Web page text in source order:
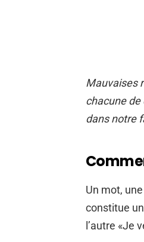
Mauvaises
chacune
dans notre
Un mot,
constitue
l’autre «Je